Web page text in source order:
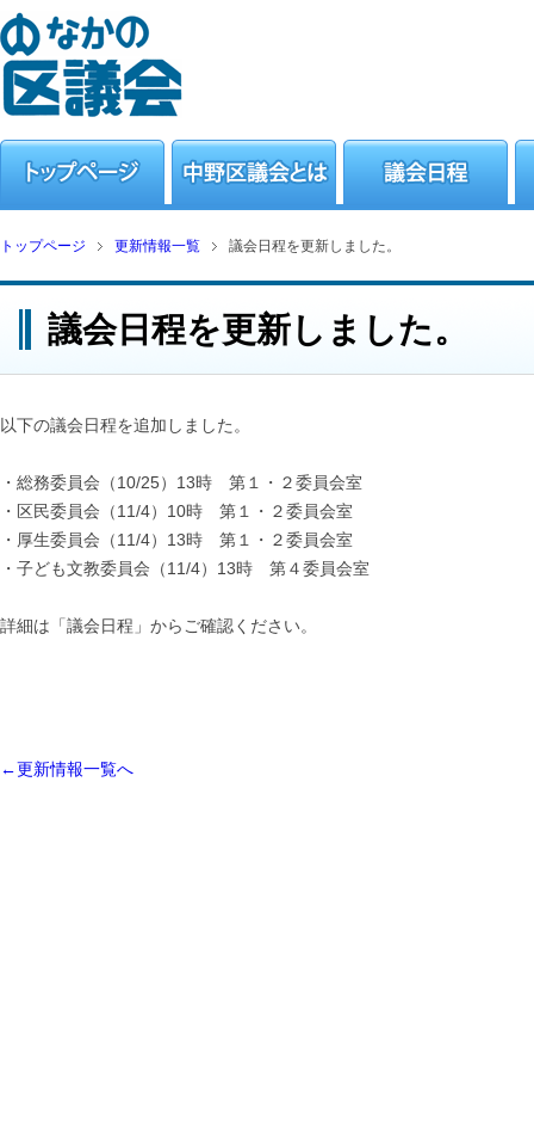
トップページ 更新情報一覧 議会日程を更新しました。
議会日程を更新しました。
以下の議会日程を追加しました。
・総務委員会（10/25）13時 第１・２委員会室
・区民委員会（11/4）10時 第１・２委員会室
・厚生委員会（11/4）13時 第１・２委員会室
・子ども文教委員会（11/4）13時 第４委員会室
詳細は「議会日程」からご確認ください。
←更新情報一覧へ